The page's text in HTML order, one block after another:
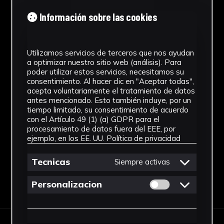
natural, la cual rechazaría para poder
dedicarse por completo a la producción.
Guadaira, localidad en la que tuvo un estrecho
contacto con Baldomero Romero, se vio influido
por las características de esta escuela, aunque
más adelante se trasladó a Madrid, en la cual
comenzó a producir piezas con un cierto
carácter surrealista, valoradas por el mismo
Salvador Dalí –quien adquirió una de sus
pinturas, así como Fernando Zóbel-, lo que le
“realismo mágico andaluz”, vinculado a las
Su obra se encuentra en colecciones privadas
Colombia y E.E.U.U, así como en el Casino de
Cronología
Técnica
Óleo
Materiales
Lienzo
Ver más
Descargar Ficha
Información sobre las cookies
Utilizamos servicios de terceros que nos ayudan
a optimizar nuestro sitio web (análisis). Para
poder utilizar estos servicios, necesitamos su
consentimiento. Al hacer clic en "Aceptar todas",
acepta voluntariamente el tratamiento de datos
antes mencionado. Esto también incluye, por un
tiempo limitado, su consentimiento de acuerdo
con el Artículo 49 (1) (a) GDPR para el
procesamiento de datos fuera del EEE, por
ejemplo, en los EE. UU. Política de privacidad
Tecnicas Siempre activas
Personalizacion Permitir cookies